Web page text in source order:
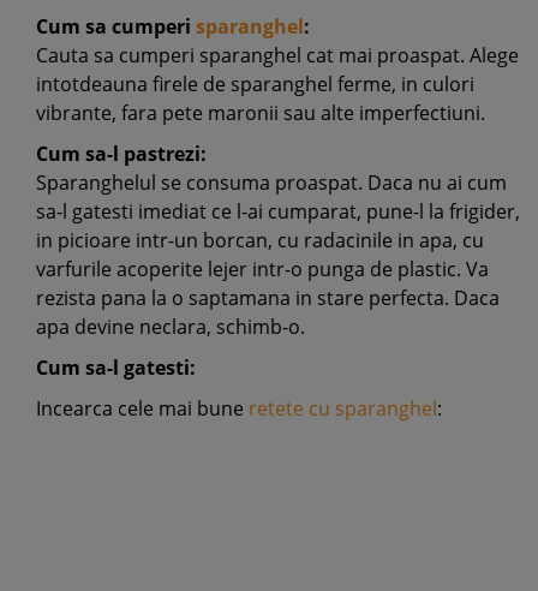
Cum sa cumperi sparanghel:
Cauta sa cumperi sparanghel cat mai proaspat. Alege
intotdeauna firele de sparanghel ferme, in culori
vibrante, fara pete maronii sau alte imperfectiuni.
Cum sa-l pastrezi:
Sparanghelul se consuma proaspat. Daca nu ai cum
sa-l gatesti imediat ce l-ai cumparat, pune-l la frigider,
in picioare intr-un borcan, cu radacinile in apa, cu
varfurile acoperite lejer intr-o punga de plastic. Va
rezista pana la o saptamana in stare perfecta. Daca
apa devine neclara, schimb-o.
Cum sa-l gatesti:
Incearca cele mai bune retete cu sparanghel: